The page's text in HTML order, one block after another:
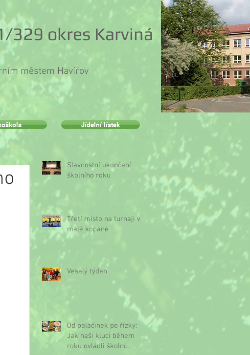
329 okres Karviná
městem Havířov
Slavnostní ukončení
školního roku
Třetí místo na turnaji v
malé kopané
Veselý týden
Od palačinek po řízky:
Jak naši kluci během
roku ovládli školní
Jídelní lístek